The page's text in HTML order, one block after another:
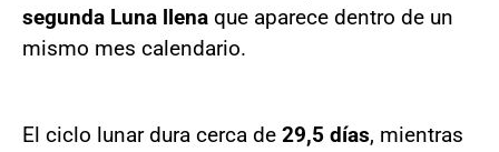
segunda Luna llena que aparece dentro de un
mismo mes calendario.
El ciclo lunar dura cerca de 29,5 días, mientras